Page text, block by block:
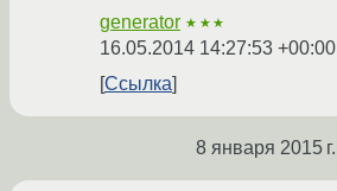
generator ★★★
16.05.2014 14:27:53 +00:00
Ссылка
8 января 2015 г.